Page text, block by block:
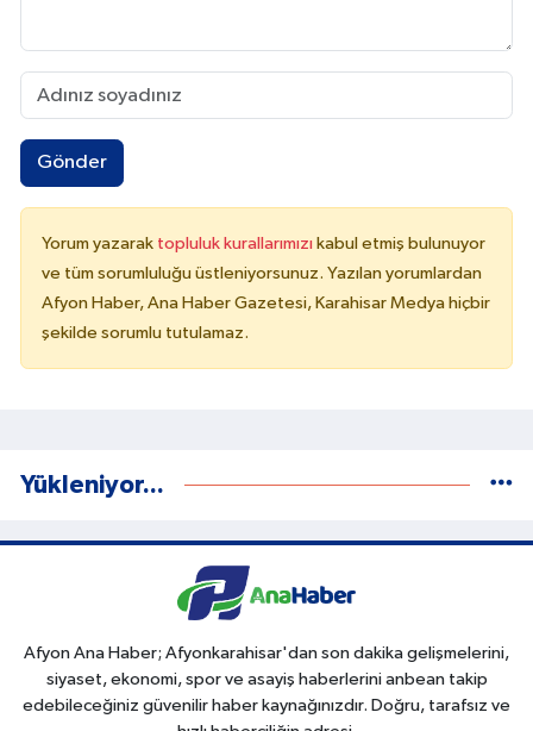
Gönder
Yorum yazarak topluluk kurallarımızı kabul etmiş bulunuyor
ve tüm sorumluluğu üstleniyorsunuz. Yazılan yorumlardan
Afyon Haber, Ana Haber Gazetesi, Karahisar Medya hiçbir
şekilde sorumlu tutulamaz.
Yükleniyor...
Afyon Ana Haber; Afyonkarahisar'dan son dakika gelişmelerini,
siyaset, ekonomi, spor ve asayiş haberlerini anbean takip
edebileceğiniz güvenilir haber kaynağınızdır. Doğru, tarafsız ve